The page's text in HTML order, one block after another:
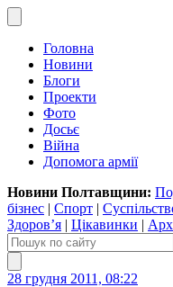
Головна
Новини
Блоги
Проекти
Фото
Досьє
Війна
Допомога армії
Новини Полтавщини:
бізнес | Спорт |
Здоров’я | Цікавинки |
28 грудня 2011, 08:22